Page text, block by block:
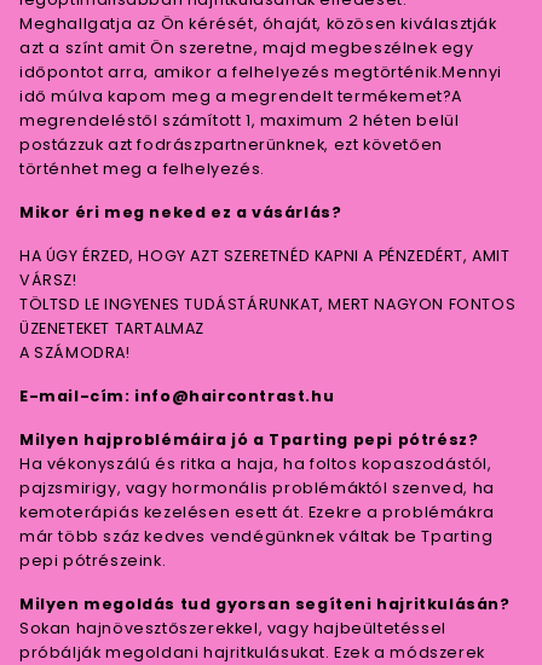
Meghallgatja az Ön kérését, óhaját, közösen kiválasztják
azt a színt amit Ön szeretne, majd megbeszélnek egy
időpontot arra, amikor a felhelyezés megtörténik.Mennyi
idő múlva kapom meg a megrendelt termékemet?A
megrendeléstől számított 1, maximum 2 héten belül
postázzuk azt fodrászpartnerünknek, ezt követően
történhet meg a felhelyezés.
Mikor éri meg neked ez a vásárlás?
HA ÚGY ÉRZED, HOGY AZT SZERETNÉD KAPNI A PÉNZEDÉRT, AMIT
VÁRSZ!
TÖLTSD LE INGYENES TUDÁSTÁRUNKAT, MERT NAGYON FONTOS
ÜZENETEKET TARTALMAZ
A SZÁMODRA!
E-mail-cím: info@haircontrast.hu
Milyen hajproblémáira jó a Tparting pepi pótrész?
Ha vékonyszálú és ritka a haja, ha foltos kopaszodástól,
pajzsmirigy, vagy hormonális problémáktól szenved, ha
kemoterápiás kezelésen esett át. Ezekre a problémákra
már több száz kedves vendégünknek váltak be Tparting
pepi pótrészeink.
Milyen megoldás tud gyorsan segíteni hajritkulásán?
Sokan hajnövesztőszerekkel, vagy hajbeültetéssel
próbálják megoldani hajritkulásukat. Ezek a módszerek